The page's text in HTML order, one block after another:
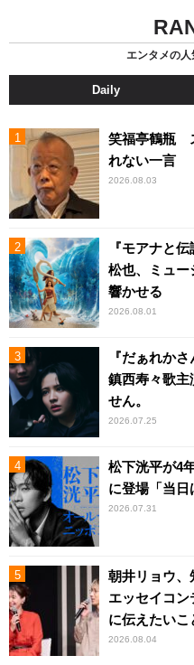
エンタメの
Daily
笑福亭鶴瓶
れない一言
2026.08.03
『モアナと
松也、ミュー
響かせる
2026.08.01
『だぁれか
鎮西寿々歌主
せん。
2026.07.25
松下洸平が4
に登場「当日
2026.07.31
朝井リョウ、
エッセイコン
に伝えたいこ
2026.08.04